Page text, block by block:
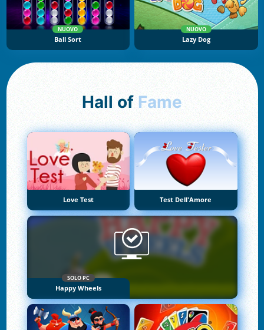
NUOVO
Ball Sort
NUOVO
Lazy Dog
Hall of Fame
Love Test Test Dell'Amore
SOLO PC
Happy Wheels